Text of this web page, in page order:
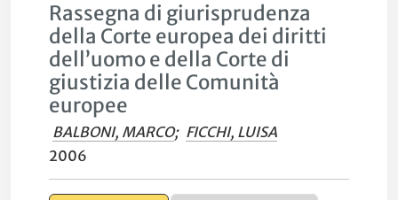
Rassegna di giurisprudenza
della Corte europea dei diritti
dell’uomo e della Corte di
giustizia delle Comunità
europee
BALBONI, MARCO; FICCHI, LUISA
2006